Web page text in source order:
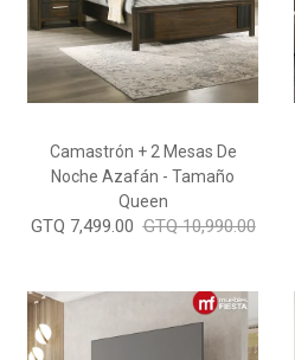
Camastrón + 2 Mesas De
Noche Azafán - Tamaño
Queen
GTQ 7,499.00 GTQ 10,990.00